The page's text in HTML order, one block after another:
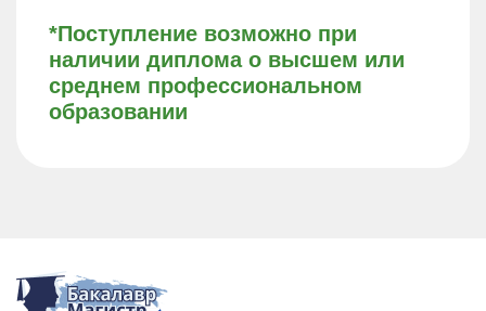
*Поступление возможно при
наличии диплома о высшем или
среднем профессиональном
образовании